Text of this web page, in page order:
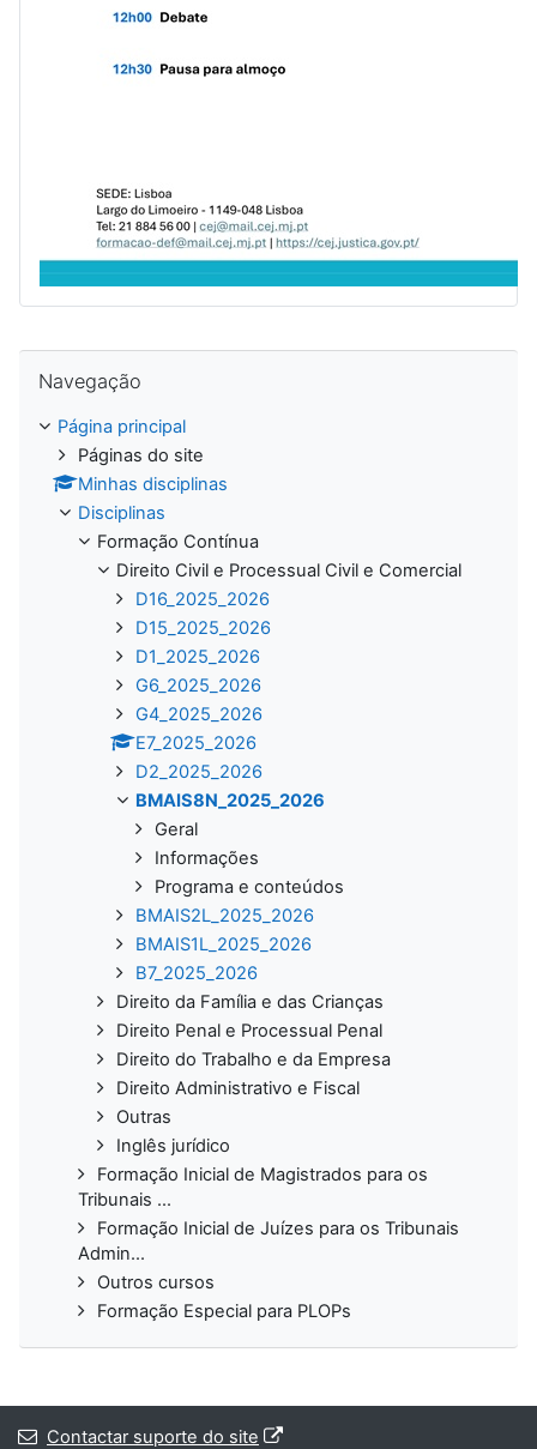
Navegação
Página principal
Páginas do site
Minhas disciplinas
Disciplinas
Formação Contínua
Direito Civil e Processual Civil e Comercial
D16_2025_2026
D15_2025_2026
D1_2025_2026
G6_2025_2026
G4_2025_2026
E7_2025_2026
D2_2025_2026
BMAIS8N_2025_2026
Geral
Informações
Programa e conteúdos
BMAIS2L_2025_2026
BMAIS1L_2025_2026
B7_2025_2026
Direito da Família e das Crianças
Direito Penal e Processual Penal
Direito do Trabalho e da Empresa
Direito Administrativo e Fiscal
Outras
Inglês jurídico
Formação Inicial de Magistrados para os
Tribunais ...
Formação Inicial de Juízes para os Tribunais
Admin...
Outros cursos
Formação Especial para PLOPs
Contactar suporte do site